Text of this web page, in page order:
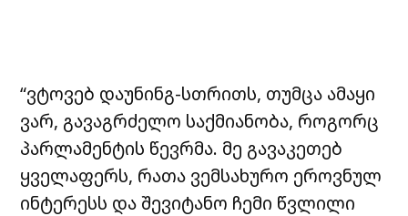
“ვტოვებ დაუნინგ-სთრითს, თუმცა ამაყი
ვარ, გავაგრძელო საქმიანობა, როგორც
პარლამენტის წევრმა. მე გავაკეთებ
ყველაფერს, რათა ვემსახურო ეროვნულ
ინტერესს და შევიტანო ჩემი წვლილი